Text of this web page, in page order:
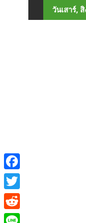
to
วันเสาร์,
F
a
c
T
w
R